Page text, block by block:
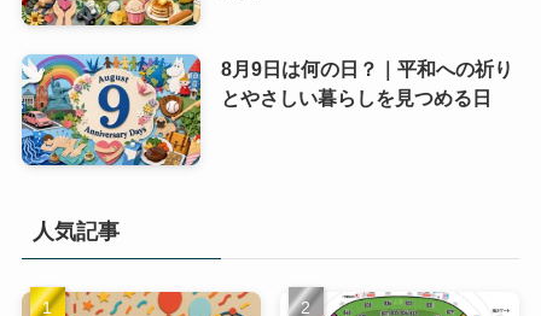
8月9日は何の日？｜平和への祈り
とやさしい暮らしを見つめる日
人気記事